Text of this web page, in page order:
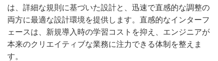
は、詳細な規則に基づいた設計と、迅速で直感的な調整の
両方に最適な設計環境を提供します。直感的なインターフ
ェースは、新規導入時の学習コストを抑え、エンジニアが
本来のクリエイティブな業務に注力できる体制を整えま
す。